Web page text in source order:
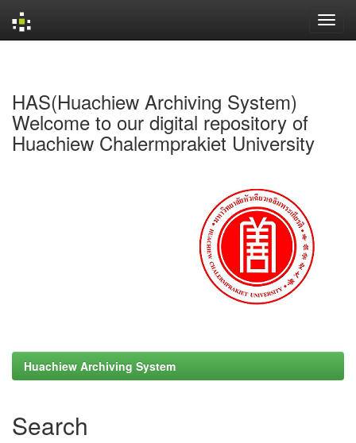
HAS(Huachiew Archiving System)
Welcome to our digital repository of
Huachiew Chalermprakiet University
Huachiew Archiving System
Search